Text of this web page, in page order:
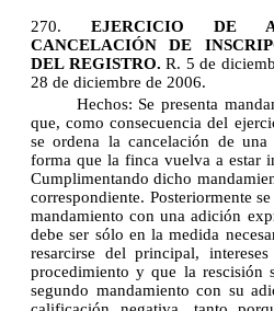
270. EJERCICIO DE
CANCELACIÓN DE
DEL REGISTRO. R. 5 de
28 de diciembre de 2006.
Hechos: Se presenta
que, como consecuencia del
se ordena la cancelación de
forma que la finca vuelva a estar
Cumplimentando dicho
correspondiente. Posteriormente
mandamiento con una adición
debe ser sólo en la medida
resarcirse del principal,
procedimiento y que la rescisión
segundo mandamiento con su